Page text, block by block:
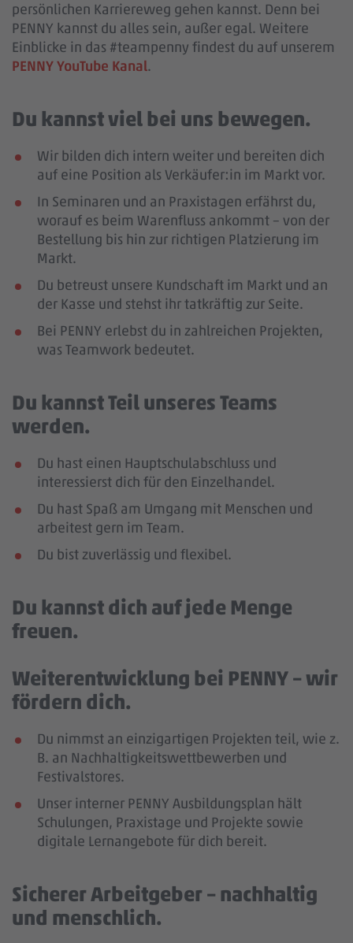
persönlichen Karriereweg gehen kannst. Denn bei
PENNY kannst du alles sein, außer egal. Weitere
Einblicke in das #teampenny findest du auf unserem
PENNY YouTube Kanal.
Du kannst viel bei uns bewegen.
Wir bilden dich intern weiter und bereiten dich
auf eine Position als Verkäufer:in im Markt vor.
In Seminaren und an Praxistagen erfährst du,
worauf es beim Warenfluss ankommt – von der
Bestellung bis hin zur richtigen Platzierung im
Markt.
Du betreust unsere Kundschaft im Markt und an
der Kasse und stehst ihr tatkräftig zur Seite.
Bei PENNY erlebst du in zahlreichen Projekten,
was Teamwork bedeutet.
Du kannst Teil unseres Teams
werden.
Du hast einen Hauptschulabschluss und
interessierst dich für den Einzelhandel.
Du hast Spaß am Umgang mit Menschen und
arbeitest gern im Team.
Du bist zuverlässig und flexibel.
Du kannst dich auf jede Menge
freuen.
Weiterentwicklung bei PENNY – wir
fördern dich.
Du nimmst an einzigartigen Projekten teil, wie z.
B. an Nachhaltigkeitswettbewerben und
Festivalstores.
Unser interner PENNY Ausbildungsplan hält
Schulungen, Praxistage und Projekte sowie
digitale Lernangebote für dich bereit.
Sicherer Arbeitgeber – nachhaltig
und menschlich.